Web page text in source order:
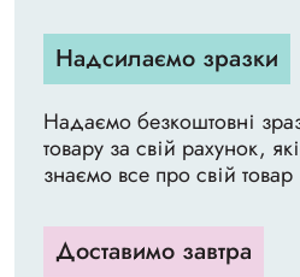
Надсилаємо зразки
Надаємо безкоштовні
товару за свій рахунок,
знаємо все про свій товар
Доставимо завтра